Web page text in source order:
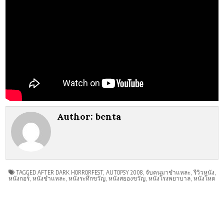
Author:benta
TAGGED AFTER DARK HORRORFEST, AUTOPSY 2008, จับคนมาชำแหละ ,รีวิวหนัง
หนังกอร์ หนังชำแหละ หนังระทึกขวัญ หนังสยองขวัญ หนังโรงพยาบาล หนังโหด